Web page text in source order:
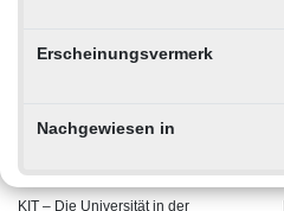
Erscheinungsvermerk
Nachgewiesen in
KIT – Die Universität in der